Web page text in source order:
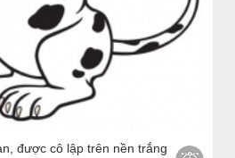
được cô lập trên nền trắng